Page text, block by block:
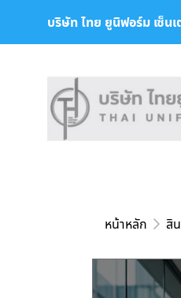
บริษัท ไทย ยูนิฟอร์ม เซ็น
หน้าหลัก สิ